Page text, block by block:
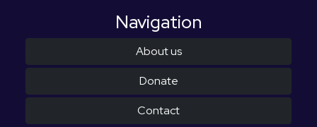
Navigation
About us
Donate
Contact